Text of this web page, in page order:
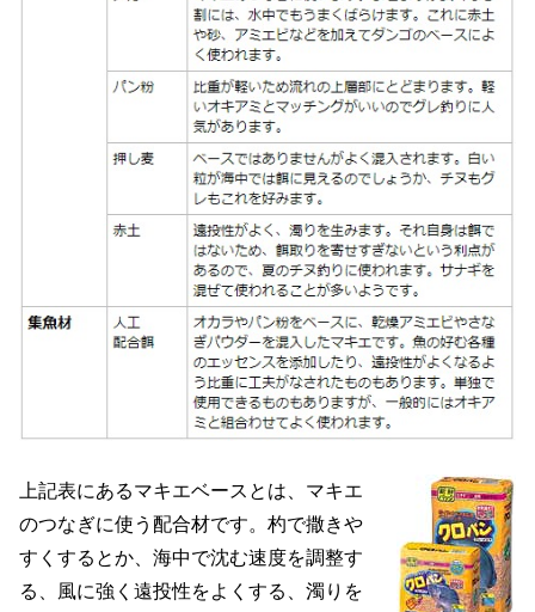
上記表にあるマキエベースとは、マキエ
のつなぎに使う配合材です。杓で撒きや
すくするとか、海中で沈む速度を調整す
る、風に強く遠投性をよくする、濁りを